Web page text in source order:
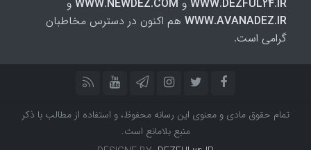
WWW.DEZFUL24.IR و WWW.NEWDEZ.COM و
WWW.AVANADEZ.IR هم اکنون در دسترس مخاطبان
گرامی است.
تمام حقوق مادی و معنوی این رسانه محفوظ، و استفاده از مطالب با ذکر
منبع بلامانع است.